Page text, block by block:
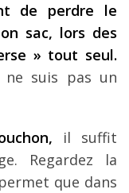
de perdre le
sac, lors des
» tout seul.
ne suis pas un
il suffit
Regardez la
que dans